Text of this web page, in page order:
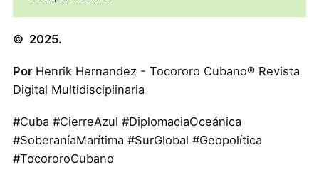
© 2025.
Por Henrik Hernandez - Tocororo Cubano® Revista
Digital Multidisciplinaria
#Cuba #CierreAzul #DiplomaciaOceánica
#SoberaníaMarítima #SurGlobal #Geopolítica
#TocororoCubano